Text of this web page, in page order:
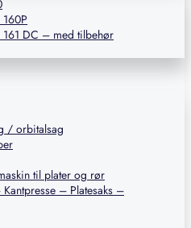
161 DC – med tilbehør
/ orbitalsag
til plater og rør
– Platesaks –